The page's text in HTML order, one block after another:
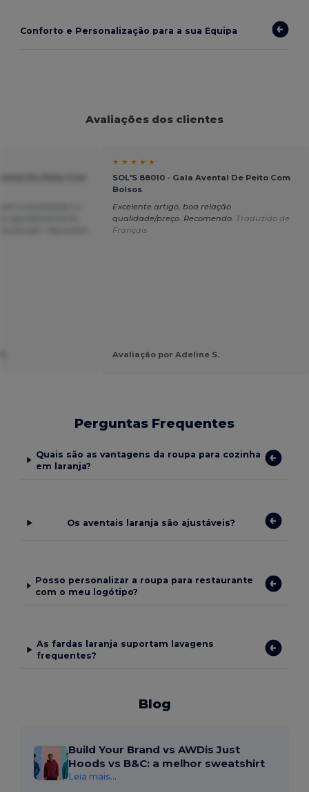
Conforto e Personalização para a sua Equipa
Avaliações dos clientes
★ ★ ★ ★ ★
SOL'S 88010 - Gala Avental De Peito Com
Bolsos
Excelente artigo, boa relação
qualidade/preço. Recomendo. Traduzido de
Français
Avaliação por Adeline S.
Perguntas Frequentes
Quais são as vantagens da roupa para cozinha
em laranja?
Os aventais laranja são ajustáveis?
Posso personalizar a roupa para restaurante
com o meu logótipo?
As fardas laranja suportam lavagens
frequentes?
Blog
Build Your Brand vs AWDis Just
Hoods vs B&C: a melhor sweatshirt
Leia mais...